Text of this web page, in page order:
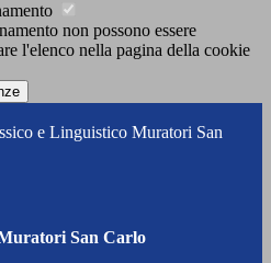
non possono essere
l'elenco nella pagina della cookie
e Linguistico Muratori San
San Carlo